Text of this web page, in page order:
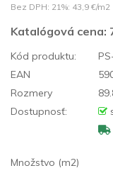
Bez DPH: 21%: 43,9 €/m2
Katalógová cena:
Kód produktu:
EAN
Rozmery
Dostupnosť:
Množstvo (m2)